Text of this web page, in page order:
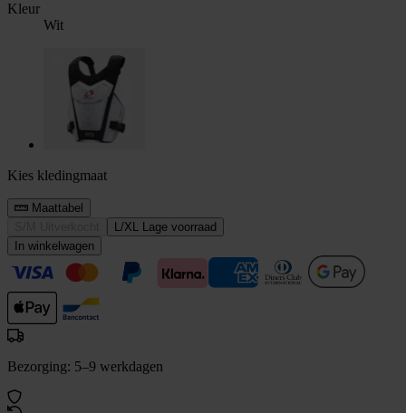
Kleur
Wit
Kies kledingmaat
Maattabel
L/XL Lage voorraad
In winkelwagen
Bezorging: 5–9 werkdagen